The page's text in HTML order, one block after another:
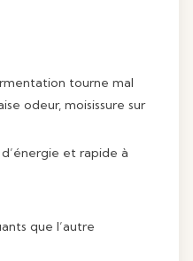
tourne mal
odeur, moisissure sur
et rapide à
que l’autre